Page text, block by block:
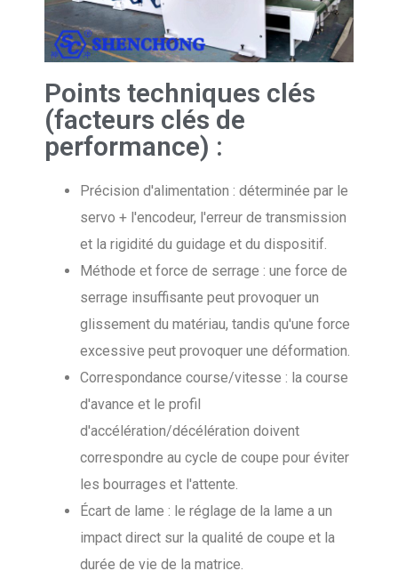
Points techniques clés
(facteurs clés de
performance) :
Précision d'alimentation : déterminée par le
servo + l'encodeur, l'erreur de transmission
et la rigidité du guidage et du dispositif.
Méthode et force de serrage : une force de
serrage insuffisante peut provoquer un
glissement du matériau, tandis qu'une force
excessive peut provoquer une déformation.
Correspondance course/vitesse : la course
d'avance et le profil
d'accélération/décélération doivent
correspondre au cycle de coupe pour éviter
les bourrages et l'attente.
Écart de lame : le réglage de la lame a un
impact direct sur la qualité de coupe et la
durée de vie de la matrice.